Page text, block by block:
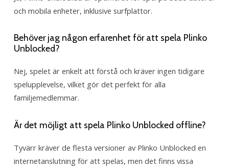
och mobila enheter, inklusive surfplattor.
Behöver jag någon erfarenhet för att spela Plinko
Unblocked?
Nej, spelet är enkelt att förstå och kräver ingen tidigare
spelupplevelse, vilket gör det perfekt för alla
familjemedlemmar.
Är det möjligt att spela Plinko Unblocked offline?
Tyvärr kräver de flesta versioner av Plinko Unblocked en
internetanslutning för att spelas, men det finns vissa